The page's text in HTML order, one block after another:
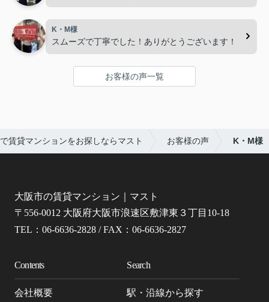
K・M様
スムーズで丁寧でした！ありがとうございます！
お客様の声一覧
賃貸マンションをお探しならマスト お客様の声 K・M様
大阪市の賃貸マンション｜マスト
〒556-0012 大阪府大阪市浪速区敷津東３丁目10-18
TEL：06-6636-2828 / FAX：06-6636-2827
Contents
会社概要
Search
駅・沿線から探す